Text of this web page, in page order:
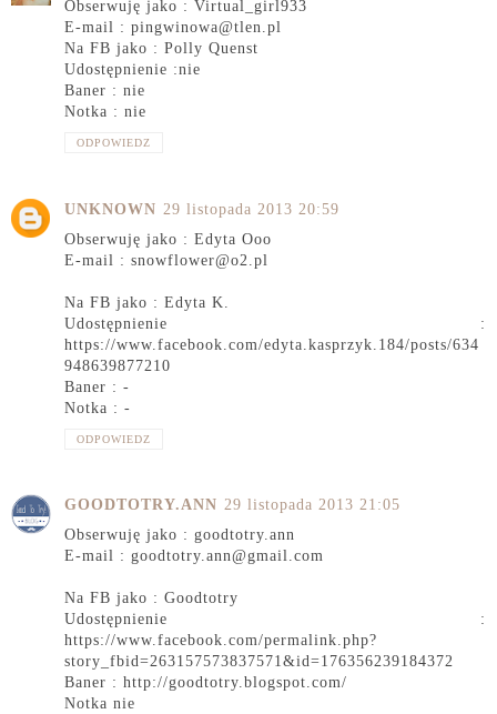
Obserwuję jako : Virtual_girl933
E-mail : pingwinowa@tlen.pl
Na FB jako : Polly Quenst
Udostępnienie :nie
Baner : nie
Notka : nie
ODPOWIEDZ
UNKNOWN 29 listopada 2013 20:59
Obserwuję jako : Edyta Ooo
E-mail : snowflower@o2.pl
Na FB jako : Edyta K.
Udostępnienie :
https://www.facebook.com/edyta.kasprzyk.184/posts/634
948639877210
Baner : -
Notka : -
ODPOWIEDZ
GOODTOTRY.ANN 29 listopada 2013 21:05
Obserwuję jako : goodtotry.ann
E-mail : goodtotry.ann@gmail.com
Na FB jako : Goodtotry
Udostępnienie :
https://www.facebook.com/permalink.php?
story_fbid=263157573837571&id=176356239184372
Baner : http://goodtotry.blogspot.com/
Notka nie